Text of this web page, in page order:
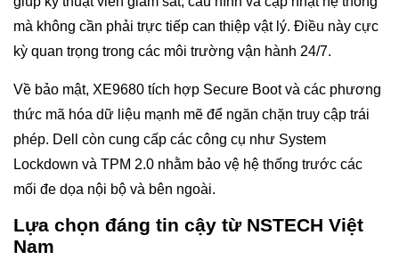
mà không cần phải trực tiếp can thiệp vật lý. Điều này cực
kỳ quan trọng trong các môi trường vận hành 24/7.
Về bảo mật, XE9680 tích hợp Secure Boot và các phương
thức mã hóa dữ liệu mạnh mẽ để ngăn chặn truy cập trái
phép. Dell còn cung cấp các công cụ như System
Lockdown và TPM 2.0 nhằm bảo vệ hệ thống trước các
mối đe dọa nội bộ và bên ngoài.
Lựa chọn đáng tin cậy từ NSTECH Việt
Nam